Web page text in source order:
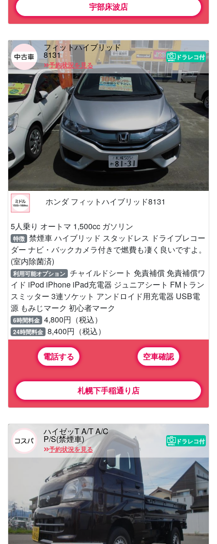
宇部床波店
フィットハイブリッド
8131
予約状況を見る
ドラレコ付
ホンダ フィットハイブリッド8131
5人乗り オートマ 1,500cc ガソリン
特徴 禁煙車 ハイブリッド スタッドレス ドライブレコー
ダー ナビ・バックカメラ付きで燃費も凄く良いですよ。
(室内除菌済)
利用可能オプション チャイルドシート 免責補償 免責補償ワ
イド iPod iPhone iPad充電器 ジュニアシート FMトラン
スミッター 3連ソケット アンドロイド用充電器 USB電
源 もみじマーク 初心者マーク
6時間料金 4,800円（税込）
24時間料金 8,400円（税込）
電話する 空車確認
札幌下手稲通り店
ハイゼッT A/T A/C
P/S(禁煙車)
予約状況を見る
ドラレコ付